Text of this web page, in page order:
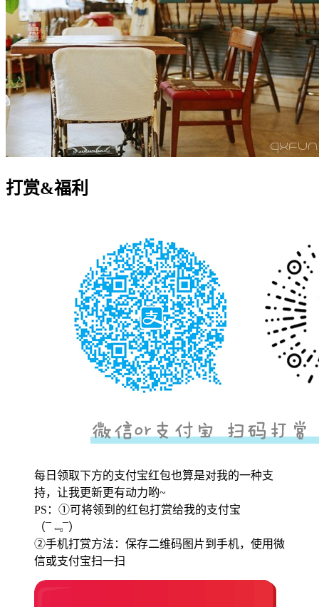
打赏&福利
每日领取下方的支付宝红包也算是对我的一种支
持，让我更新更有动力哟~
PS：①可将领到的红包打赏给我的支付宝
（¯﹃¯）
②手机打赏方法：保存二维码图片到手机，使用微
信或支付宝扫一扫